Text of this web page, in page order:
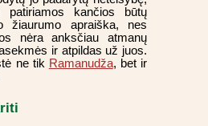
kančios būtų
žiaurumo apraiška, nes
nėra anksčiau atmanų
ir atpildas už juos.
ne tik Ramanudža, bet ir